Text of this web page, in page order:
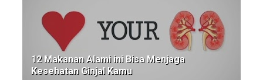
12 Makanan Alami ini Bisa Menjaga
Kesehatan Ginjal Kamu